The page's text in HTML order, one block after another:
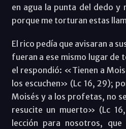
en agua la punta del dedo y
porque me torturan estas
El rico pedía que avisaran a
fueran a ese mismo lugar de
el respondió: «Tienen a
los escuchen» (Lc 16, 29);
Moisés y a los profetas, no
resucite un muerto» (Lc
lección para nosotros,